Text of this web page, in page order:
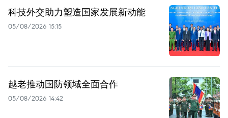
科技外交助力塑造国家发展新动能
05/08/2026 15:15
越老推动国防领域全面合作
05/08/2026 14:42